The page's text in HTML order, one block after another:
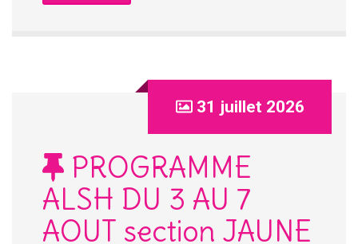
31 juillet 2026
PROGRAMME
ALSH DU 3 AU 7
AOUT section JAUNE